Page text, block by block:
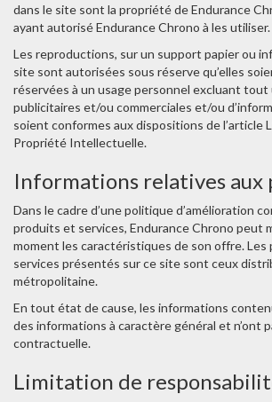
dans le site sont la propriété de Endurance
ayant autorisé Endurance Chrono à les utiliser.
Les reproductions, sur un support papier ou
site sont autorisées sous réserve qu’elles
réservées à un usage personnel excluant tout
publicitaires et/ou commerciales et/ou
soient conformes aux dispositions de l’article
Propriété Intellectuelle.
Informations relatives aux
Dans le cadre d’une politique d’amélioration
produits et services, Endurance Chrono peut
moment les caractéristiques de son offre.
services présentés sur ce site sont ceux
métropolitaine.
En tout état de cause, les informations
des informations à caractère général et n’ont
contractuelle.
Limitation de